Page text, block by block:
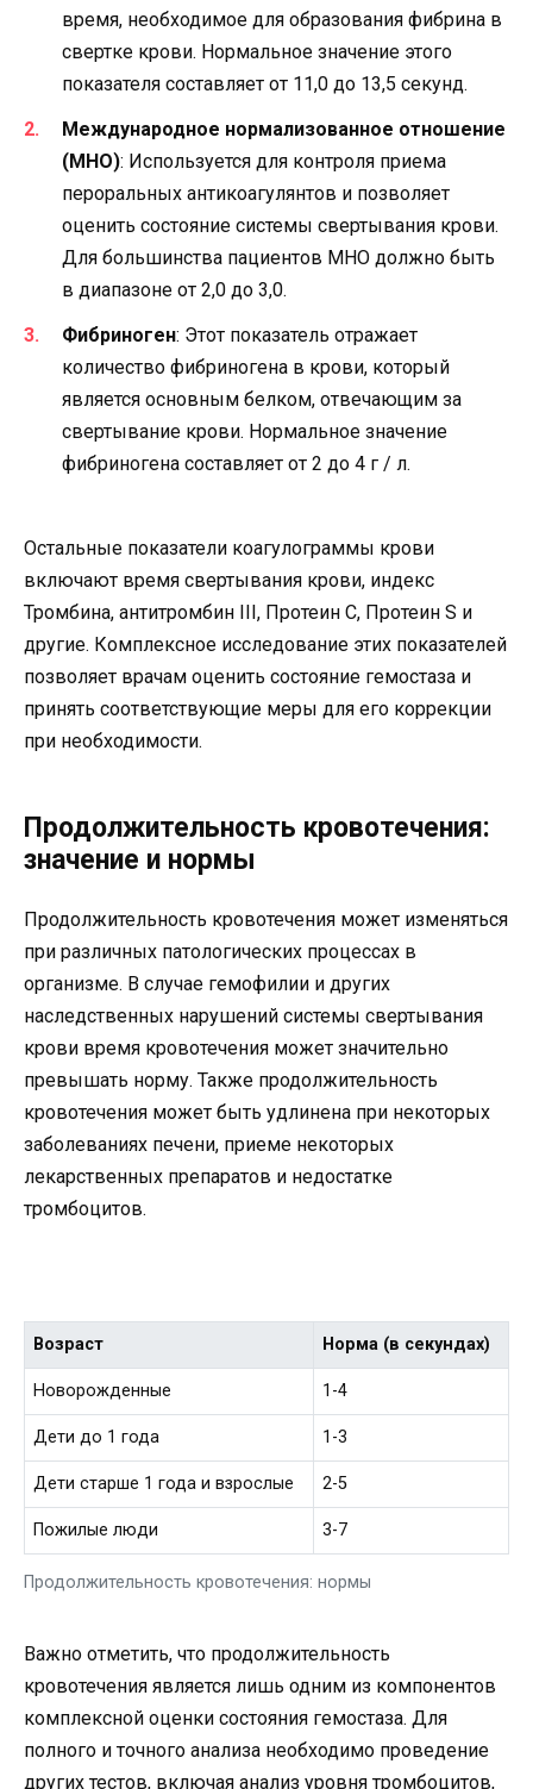
время, необходимое для образования фибрина в
свертке крови. Нормальное значение этого
показателя составляет от 11,0 до 13,5 секунд.
Международное нормализованное отношение
(МНО): Используется для контроля приема
пероральных антикоагулянтов и позволяет
оценить состояние системы свертывания крови.
Для большинства пациентов МНО должно быть
в диапазоне от 2,0 до 3,0.
Фибриноген: Этот показатель отражает
количество фибриногена в крови, который
является основным белком, отвечающим за
свертывание крови. Нормальное значение
фибриногена составляет от 2 до 4 г / л.
Остальные показатели коагулограммы крови
включают время свертывания крови, индекс
Тромбина, антитромбин III, Протеин С, Протеин S и
другие. Комплексное исследование этих показателей
позволяет врачам оценить состояние гемостаза и
принять соответствующие меры для его коррекции
при необходимости.
Продолжительность кровотечения:
значение и нормы
Продолжительность кровотечения может изменяться
при различных патологических процессах в
организме. В случае гемофилии и других
наследственных нарушений системы свертывания
крови время кровотечения может значительно
превышать норму. Также продолжительность
кровотечения может быть удлинена при некоторых
заболеваниях печени, приеме некоторых
лекарственных препаратов и недостатке
тромбоцитов.
Продолжительность кровотечения: нормы
Возраст Норма (в секундах)
Новорожденные 1-4
Дети до 1 года 1-3
Дети старше 1 года и взрослые 2-5
Пожилые люди 3-7
Важно отметить, что продолжительность
кровотечения является лишь одним из компонентов
комплексной оценки состояния гемостаза. Для
полного и точного анализа необходимо проведение
других тестов, включая анализ уровня тромбоцитов,